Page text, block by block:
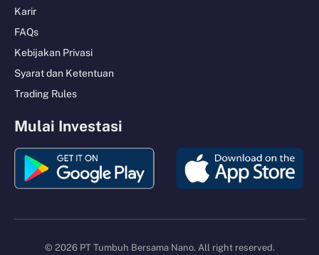
Karir
FAQs
Kebijakan Privasi
Syarat dan Ketentuan
Trading Rules
Mulai Investasi
© 2026 PT Tumbuh Bersama Nano. All right reserved.